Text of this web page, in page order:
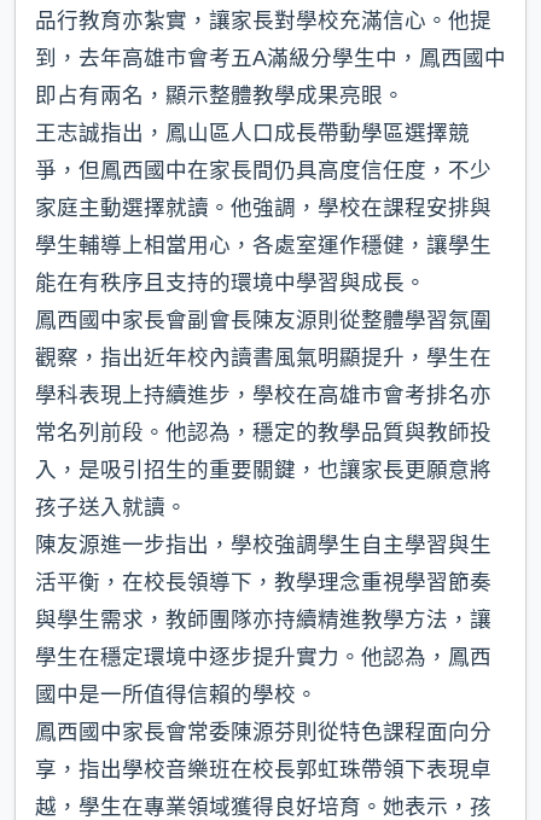
品行教育亦紮實，讓家長對學校充滿信心。他提
到，去年高雄市會考五A滿級分學生中，鳳西國中
即占有兩名，顯示整體教學成果亮眼。
王志誠指出，鳳山區人口成長帶動學區選擇競
爭，但鳳西國中在家長間仍具高度信任度，不少
家庭主動選擇就讀。他強調，學校在課程安排與
學生輔導上相當用心，各處室運作穩健，讓學生
能在有秩序且支持的環境中學習與成長。
鳳西國中家長會副會長陳友源則從整體學習氛圍
觀察，指出近年校內讀書風氣明顯提升，學生在
學科表現上持續進步，學校在高雄市會考排名亦
常名列前段。他認為，穩定的教學品質與教師投
入，是吸引招生的重要關鍵，也讓家長更願意將
孩子送入就讀。
陳友源進一步指出，學校強調學生自主學習與生
活平衡，在校長領導下，教學理念重視學習節奏
與學生需求，教師團隊亦持續精進教學方法，讓
學生在穩定環境中逐步提升實力。他認為，鳳西
國中是一所值得信賴的學校。
鳳西國中家長會常委陳源芬則從特色課程面向分
享，指出學校音樂班在校長郭虹珠帶領下表現卓
越，學生在專業領域獲得良好培育。她表示，孩